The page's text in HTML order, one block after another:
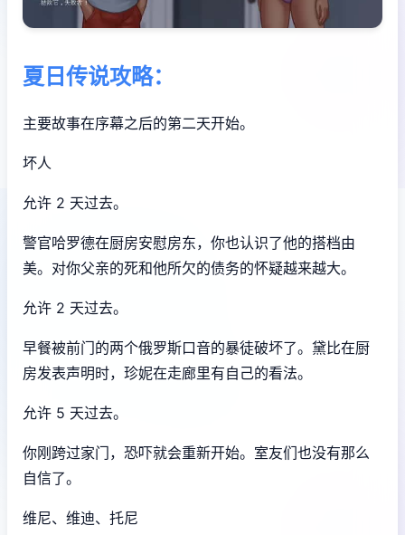
夏日传说攻略：
主要故事在序幕之后的第二天开始。
坏人
允许 2 天过去。
警官哈罗德在厨房安慰房东，你也认识了他的搭档由
美。对你父亲的死和他所欠的债务的怀疑越来越大。
允许 2 天过去。
早餐被前门的两个俄罗斯口音的暴徒破坏了。黛比在厨
房发表声明时，珍妮在走廊里有自己的看法。
允许 5 天过去。
你刚跨过家门，恐吓就会重新开始。室友们也没有那么
自信了。
维尼、维迪、托尼